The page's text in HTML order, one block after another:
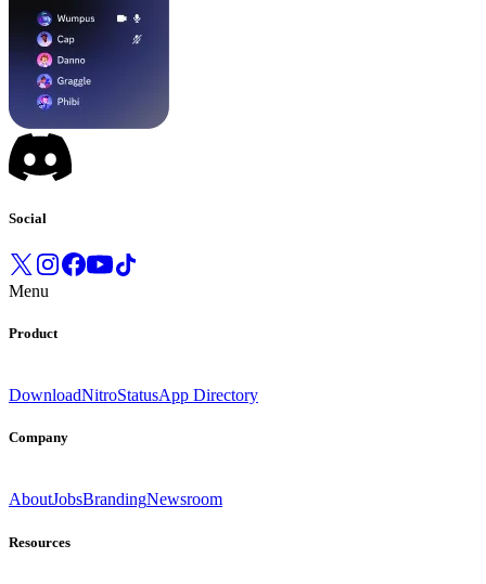
Social
Menu
Product
DownloadNitroStatusApp Directory
Company
AboutJobsBrandingNewsroom
Resources